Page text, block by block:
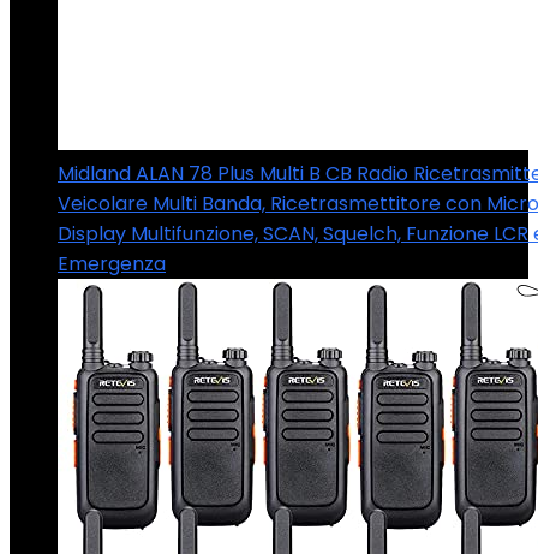
Midland ALAN 78 Plus Multi B CB Radio
Veicolare Multi Banda, Ricetrasmettitore con
Display Multifunzione, SCAN, Squelch, Funzione
Emergenza